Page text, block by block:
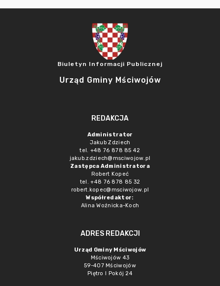
Biuletyn Informacji Publicznej
Urząd Gminy Mściwojów
REDAKCJA
Administrator
Jakub Zdziech
tel. +48 76 878 85 42
jakub.zdziech@msciwojow.pl
Zastępca Administratora
Robert Kopeć
tel. +48 76 878 85 32
robert.kopec@msciwojow.pl
Współredaktor:
Alina Woźnicka-Koch
ADRES REDAKCJI
Urząd Gminy Mściwojów
Mściwojów 43
59-407 Mściwojów
Piętro I Pokój 24